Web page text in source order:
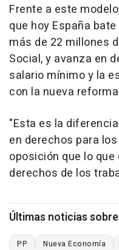
Frente a este
que hoy España
más de 22 millones
Social, y avanza en
salario mínimo y la
con la nueva
"Esta es la
en derechos para
oposición que lo
derechos de los
Últimas noticias
PP Nueva Economía